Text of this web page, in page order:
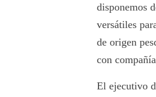
disponemos
versátiles
de origen
con
El ejecutivo